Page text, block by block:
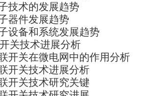
技术的发展趋势
器件发展趋势
设备和系统发展趋势
关技术进展分析
开关在微电网中的作用分析
开关技术进展分析
开关技术研究关键